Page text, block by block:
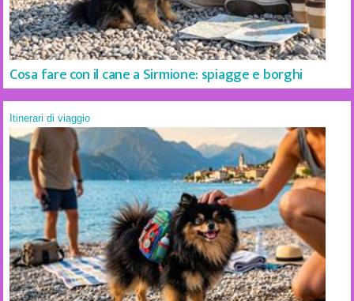
Cosa fare con il cane a Sirmione: spiagge e borghi
Itinerari di viaggio